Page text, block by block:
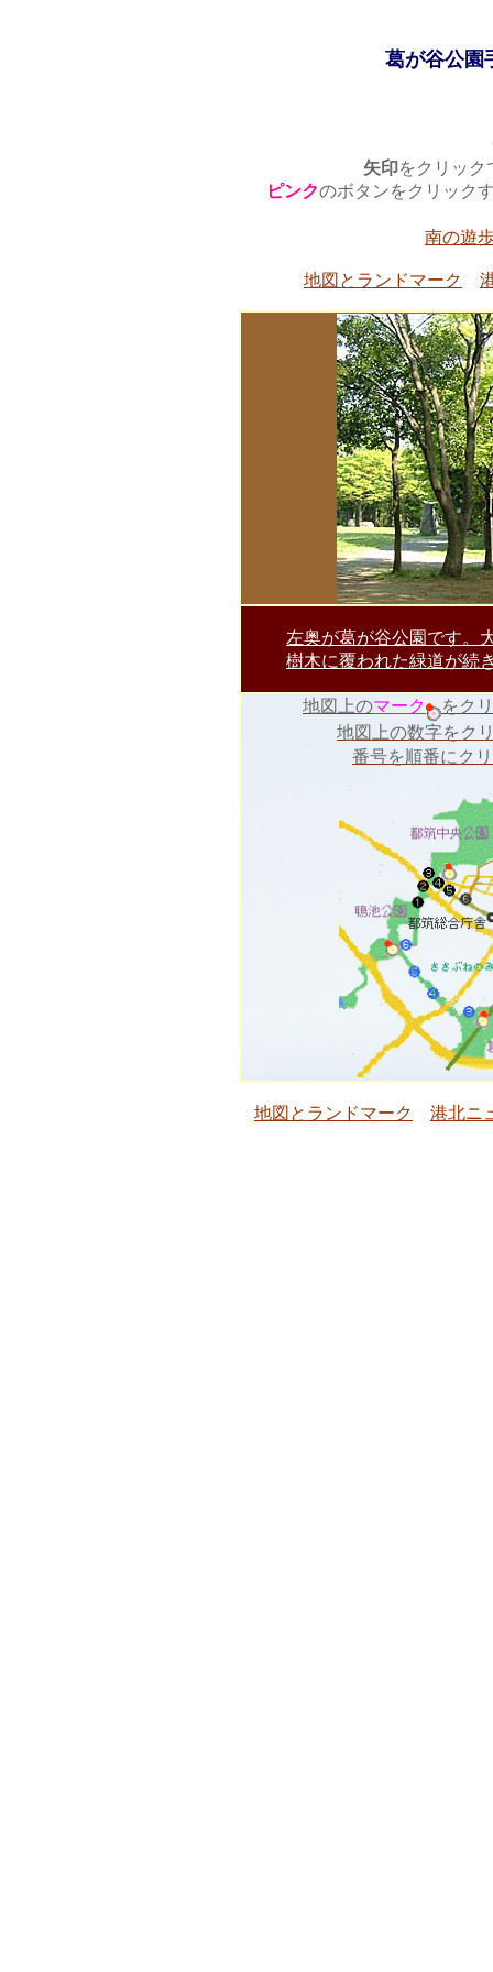
葛が谷公園
矢印をクリック
ピンクのボタンをクリック
南の遊
地図とランドマーク
左奥が葛が谷公園です。
樹木に覆われた緑道が続
地図上のマーク
をク
地図上の数字をク
番号を順番にク
地図とランドマーク 港北ニ